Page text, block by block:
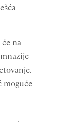
na
moguće